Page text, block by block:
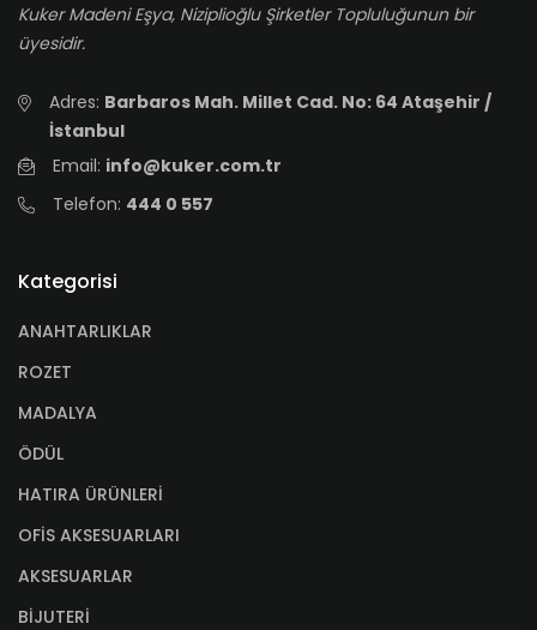
Kuker Madeni Eşya, Niziplioğlu Şirketler Topluluğunun bir
üyesidir.
Adres: Barbaros Mah. Millet Cad. No: 64 Ataşehir /
İstanbul
Email: info@kuker.com.tr
Telefon: 444 0 557
Kategorisi
ANAHTARLIKLAR
ROZET
MADALYA
ÖDÜL
HATIRA ÜRÜNLERİ
OFİS AKSESUARLARI
AKSESUARLAR
BİJUTERİ